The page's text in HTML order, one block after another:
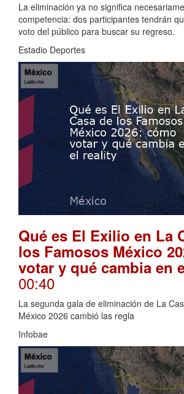
La eliminación ya no significa
competencia: dos participantes tendrán
voto del público para buscar su regreso.
Estadio Deportes
Qué es El Exilio en La
los Famosos México
votar y qué cambia en
00:40
La segunda gala de eliminación de La
México 2026 cambió las regla
Infobae